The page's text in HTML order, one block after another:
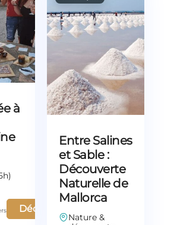
à
Découvrir
Entre Salines
et Sable :
Découverte
Naturelle de
Mallorca
Nature &